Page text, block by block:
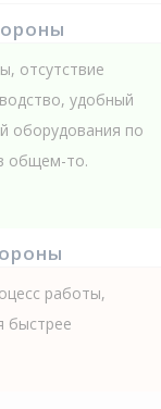
отсутствие
удобный
оборудования по
общем-то.
работы,
быстрее